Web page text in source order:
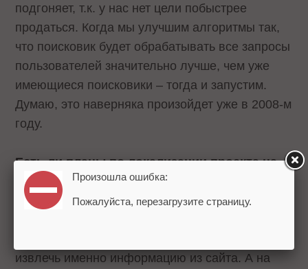
подгоняет, т.к. у нас нет цели побыстрее
продаться. Когда мы улучшим алгоритмы так,
что поисковик будет обрабатывать все запросы
пользователей значительно лучше, чем уже
имеющиеся поисковики – тогда и запустим.
Думаю, это наверняка произойдет уже в 2008-м
году.
Есть ли планы по локализации проекта на
российском рынке?
Пока российский интернет не очень готов к
извлечь именно информацию из сайта. А на
Произошла ошибка:
Пожалуйста, перезагрузите страницу.